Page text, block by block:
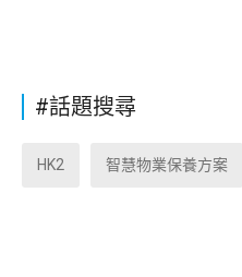
#話題搜尋
HK2 智慧物業保養方案